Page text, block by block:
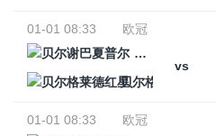
01-01 08:33
欧冠
贝尔谢巴夏普尔
vs
贝尔格莱德红星
01-01 08:33
欧冠